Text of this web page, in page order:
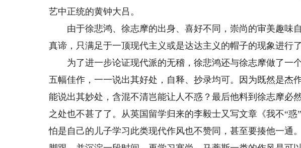
艺中正统的黄钟大吕。
由于徐悲鸿、徐志摩的出身、喜好不同，崇尚的审美趣味
真谛，只满足于一顶现代主义或是达达主义的帽子的现象进行了
为了进一步论证现代派的无稽，徐悲鸿还与徐志摩做了一
五幅佳作，一一说出其好处，自释、抄录均可。因为既然是杰
能说出其妙处，含混不清岂能让人不惑？最后他料到徐志摩必
之处也不甚了了。从英国留学归来的李毅士又写文章《我不“
怕是自己的儿子学习此类现代作风也不赞同，甚至要揍他一通